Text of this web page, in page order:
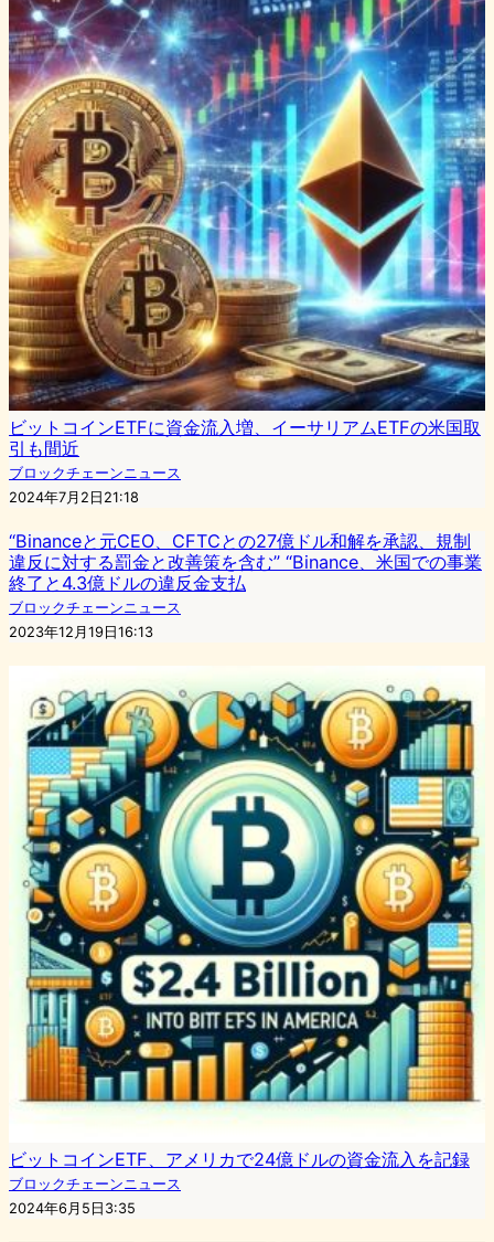
ビットコインETFに資金流入増、イーサリアムETFの米国取
引も間近
ブロックチェーンニュース
2024年7月2日21:18
“Binanceと元CEO、CFTCとの27億ドル和解を承認、規制
違反に対する罰金と改善策を含む” “Binance、米国での事業
終了と4.3億ドルの違反金支払
ブロックチェーンニュース
2023年12月19日16:13
ビットコインETF、アメリカで24億ドルの資金流入を記録
ブロックチェーンニュース
2024年6月5日3:35